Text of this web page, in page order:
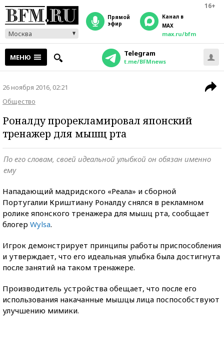
16+
Москва
прямой
эфир
Канал в
MAX
max.ru/bfm
МЕНЮ Telegram
t.me/BFMnews
26 ноября 2016, 02:21
Общество
Роналду прорекламировал японский
тренажер для мышц рта
По его словам, своей идеальной улыбкой он обязан именно
ему
Нападающий мадридского «Реала» и сборной
Португалии Криштиану Роналду снялся в рекламном
ролике японского тренажера для мышц рта, сообщает
блогер Wylsa.
Игрок демонстрирует принципы работы приспособления
и утверждает, что его идеальная улыбка была достигнута
после занятий на таком тренажере.
Производитель устройства обещает, что после его
использования накачанные мышцы лица поспособствуют
улучшению мимики.